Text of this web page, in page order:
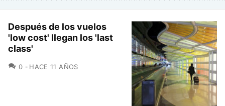
Después de los vuelos
'low cost' llegan los 'last
class'
0 COMENTARIOS
HACE 11 AÑOS